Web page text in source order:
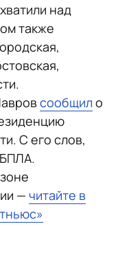
над
также
сообщило
С его слов,
— читайте в